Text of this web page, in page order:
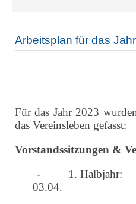
Arbeitsplan für das
Für das Jahr 2023
das Vereinsleben gefasst:
Vorstandssitzungen &
-
1. Halbjahr:
03.04.